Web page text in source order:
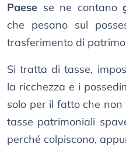
Paese se ne contano
che pesano sul
trasferimento di
Si tratta di tasse,
la ricchezza e i
solo per il fatto che
tasse patrimoniali
perché colpiscono,